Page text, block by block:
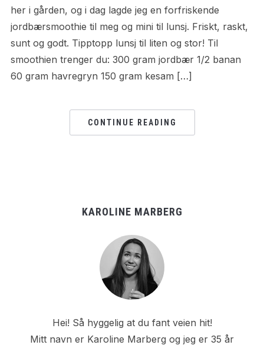
her i gården, og i dag lagde jeg en forfriskende
jordbærsmoothie til meg og mini til lunsj. Friskt, raskt,
sunt og godt. Tipptopp lunsj til liten og stor! Til
smoothien trenger du: 300 gram jordbær 1/2 banan
60 gram havregryn 150 gram kesam […]
CONTINUE READING
KAROLINE MARBERG
Hei! Så hyggelig at du fant veien hit!
Mitt navn er Karoline Marberg og jeg er 35 år